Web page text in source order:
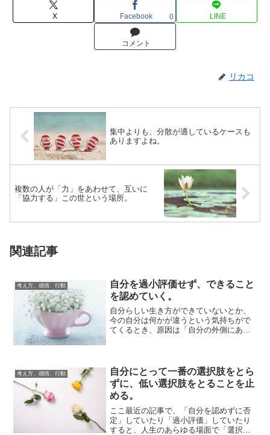
X Facebook 0 LINE
コメント
リカコ
集中よりも、分散が適しているケースも
ありますよね。
複数の人が「力」をあわせて、互いに
「協力する」この世という場所。
関連記事
考え方、感情、行動
自分を過小評価せず、できること
を認めていく。
自分らしい生き方ができていないとか、
今の自分は何かが違うという気持ちがで
てくるとき、原因は「自分の外側にある
考え方、感情、行動
自分にとって一番の選択肢をとら
ずに、低い選択肢をとることを止
める。
ここ最近の記事で、「自分を認めずに否
定」していたり「過小評価」していたり
すると、人生のあらゆる場面で「選択ミ